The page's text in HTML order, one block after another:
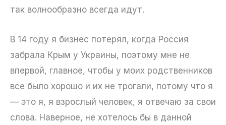
так волнообразно всегда идут.
В 14 году я бизнес потерял, когда Россия
забрала Крым у Украины, поэтому мне не
впервой, главное, чтобы у моих родственников
все было хорошо и их не трогали, потому что я
— это я, я взрослый человек, я отвечаю за свои
слова. Наверное, не хотелось бы в данной